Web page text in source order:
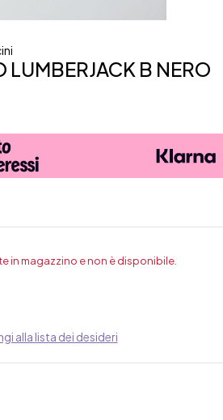
B NERO
in magazzino e non è disponibile.
alla lista dei desideri